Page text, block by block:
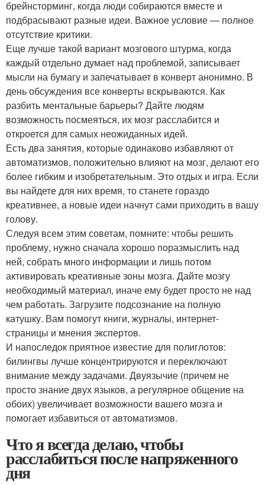
брейнсторминг, когда люди собираются вместе и
подбрасывают разные идеи. Важное условие — полное
отсутствие критики.
Еще лучше такой вариант мозгового штурма, когда
каждый отдельно думает над проблемой, записывает
мысли на бумагу и запечатывает в конверт анонимно. В
день обсуждения все конверты вскрываются. Как
разбить ментальные барьеры? Дайте людям
возможность посмеяться, их мозг расслабится и
откроется для самых неожиданных идей.
Есть два занятия, которые одинаково избавляют от
автоматизмов, положительно влияют на мозг, делают его
более гибким и изобретательным. Это отдых и игра. Если
вы найдете для них время, то станете гораздо
креативнее, а новые идеи начнут сами приходить в вашу
голову.
Следуя всем этим советам, помните: чтобы решить
проблему, нужно сначала хорошо поразмыслить над
ней, собрать много информации и лишь потом
активировать креативные зоны мозга. Дайте мозгу
необходимый материал, иначе ему будет просто не над
чем работать. Загрузите подсознание на полную
катушку. Вам помогут книги, журналы, интернет-
страницы и мнения экспертов.
И напоследок приятное известие для полиглотов:
билингвы лучше концентрируются и переключают
внимание между задачами. Двуязычие (причем не
просто знание двух языков, а регулярное общение на
обоих) увеличивает возможности вашего мозга и
помогает избавиться от автоматизмов.
Что я всегда делаю, чтобы
расслабиться после напряженного
дня